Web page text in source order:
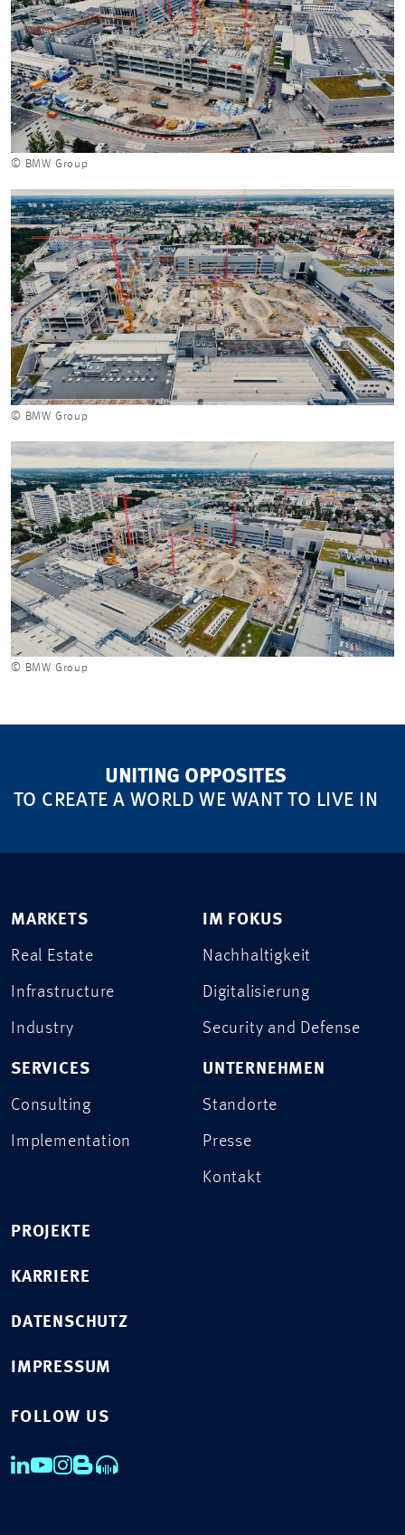
© BMW Group
© BMW Group
© BMW Group
UNITING OPPOSITES
TO CREATE A WORLD WE WANT TO LIVE IN
MARKETS
Real Estate
Infrastructure
Industry
SERVICES
Consulting
Implementation
IM FOKUS
Nachhaltigkeit
Digitalisierung
Security and Defense
UNTERNEHMEN
Standorte
Presse
Kontakt
PROJEKTE
KARRIERE
DATENSCHUTZ
IMPRESSUM
FOLLOW US